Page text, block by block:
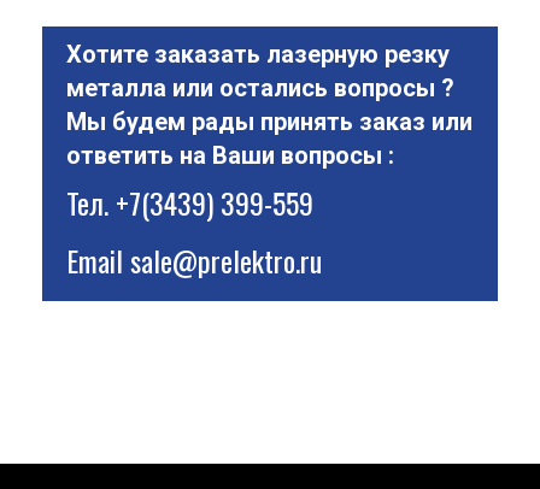
Хотите заказать лазерную резку
металла или остались вопросы ?
Мы будем рады принять заказ или
ответить на Ваши вопросы :
Тел.+7(3439) 399-559
Emailsale@prelektro.ru